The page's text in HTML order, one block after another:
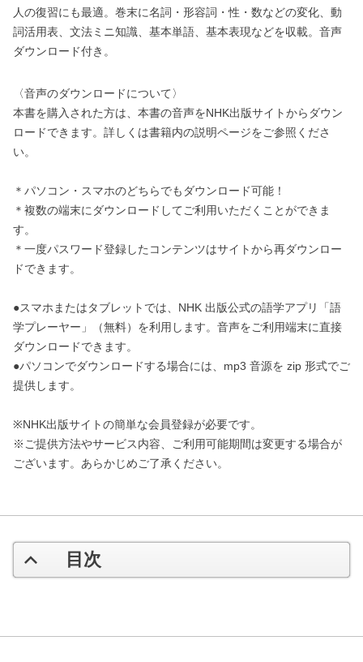
人の復習にも最適。巻末に名詞・形容詞・性・数などの変化、動
詞活用表、文法ミニ知識、基本単語、基本表現などを収載。音声
ダウンロード付き。
〈音声のダウンロードについて〉
本書を購入された方は、本書の音声をNHK出版サイトからダウン
ロードできます。詳しくは書籍内の説明ページをご参照くださ
い。
＊パソコン・スマホのどちらでもダウンロード可能！
＊複数の端末にダウンロードしてご利用いただくことができま
す。
＊一度パスワード登録したコンテンツはサイトから再ダウンロー
ドできます。
●スマホまたはタブレットでは、NHK 出版公式の語学アプリ「語
学プレーヤー」（無料）を利用します。音声をご利用端末に直接
ダウンロードできます。
●パソコンでダウンロードする場合には、mp3 音源を zip 形式でご
提供します。
※NHK出版サイトの簡単な会員登録が必要です。
※ご提供方法やサービス内容、ご利用可能期間は変更する場合が
ございます。あらかじめご了承ください。
目次